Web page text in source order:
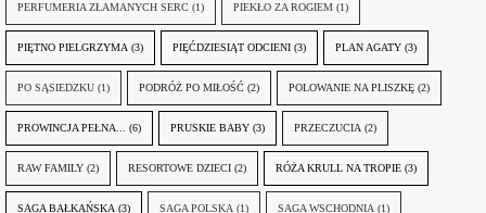
PERFUMERIA ZŁAMANYCH SERC (1) PIEKŁO ZA ROGIEM (1)
PIĘTNO PIELGRZYMA (3) PIĘĆDZIESIĄT ODCIENI (3) PLAN AGATY (3)
PO SĄSIEDZKU (1) PODRÓŻ PO MIŁOŚĆ (2) POLOWANIE NA PLISZKĘ (2)
PROWINCJA PEŁNA... (6) PRUSKIE BABY (3) PRZECZUCIA (2)
RAW FAMILY (2) RESORTOWE DZIECI (2) RÓŻA KRULL NA TROPIE (3)
SAGA BAŁKAŃSKA (3) SAGA POLSKA (1) SAGA WSCHODNIA (1)